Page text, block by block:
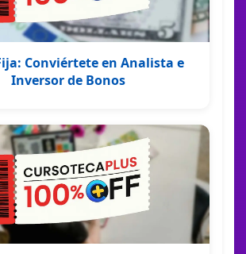
Conviértete en Analista e
Inversor de Bonos